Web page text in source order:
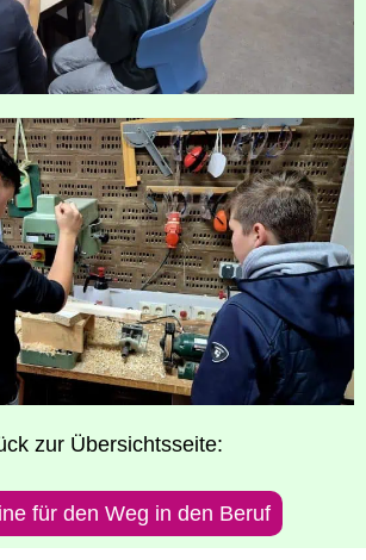
zur Übersichtsseite:
für den Weg in den Beruf